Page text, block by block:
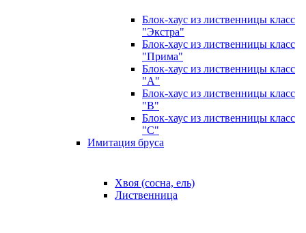
Блок-хаус из лиственницы класс
"Экстра"
Блок-хаус из лиственницы класс
"Прима"
Блок-хаус из лиственницы класс
"А"
Блок-хаус из лиственницы класс
"B"
Блок-хаус из лиственницы класс
"C"
Имитация бруса
Хвоя (сосна, ель)
Лиственница